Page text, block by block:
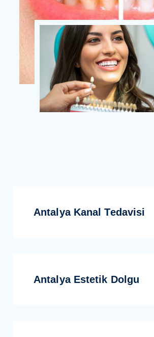
Antalya Kanal Tedavisi
Antalya Estetik Dolgu